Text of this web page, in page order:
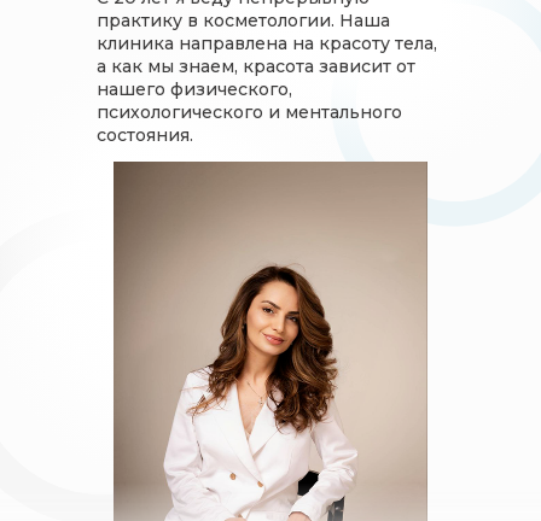
практику в косметологии. Наша
клиника направлена на красоту тела,
а как мы знаем, красота зависит от
нашего физического,
психологического и ментального
состояния.